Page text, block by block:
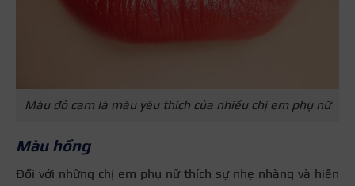
Màu đỏ cam là màu yêu thích của nhiều chị em phụ nữ
Màu hồng
Đối với những chị em phụ nữ thích sự nhẹ nhàng và hiền